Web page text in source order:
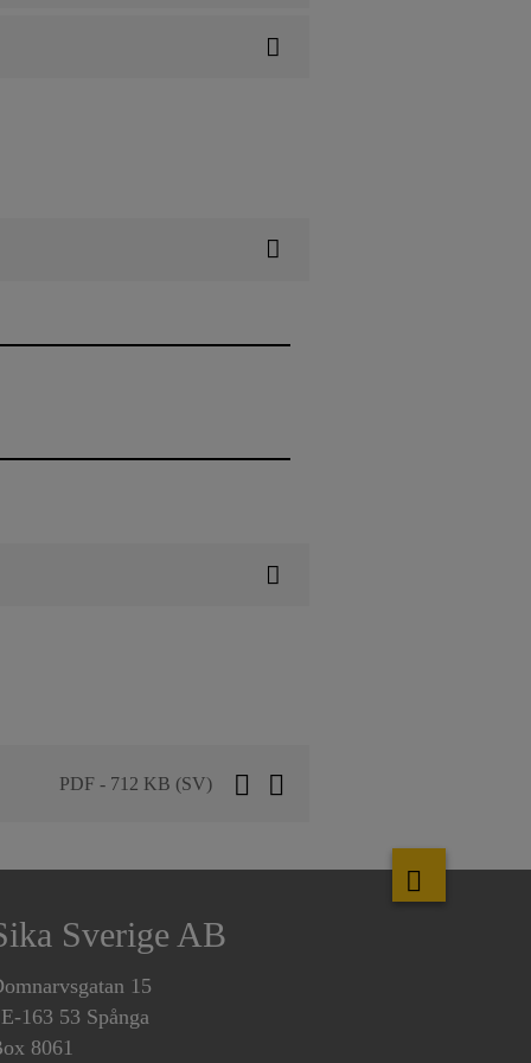
PDF - 712 KB (SV)
Sverige AB
15
163 53 Spånga
8061